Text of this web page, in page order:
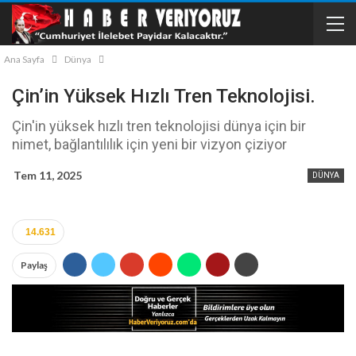
Ana Sayfa Dünya
Çin’in Yüksek Hızlı Tren Teknolojisi.
Çin'in yüksek hızlı tren teknolojisi dünya için bir
nimet, bağlantılılık için yeni bir vizyon çiziyor
DÜNYA
Tem 11, 2025
14.631
Paylaş